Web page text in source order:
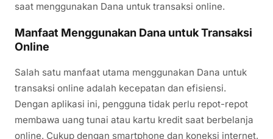
saat menggunakan Dana untuk transaksi online.
Manfaat Menggunakan Dana untuk Transaksi
Online
Salah satu manfaat utama menggunakan Dana untuk
transaksi online adalah kecepatan dan efisiensi.
Dengan aplikasi ini, pengguna tidak perlu repot-repot
membawa uang tunai atau kartu kredit saat berbelanja
online. Cukup dengan smartphone dan koneksi internet,